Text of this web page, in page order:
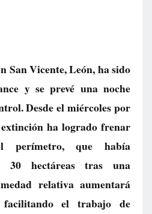
San Vicente, León, ha sido
y se prevé una noche
Desde el miércoles por
ha logrado frenar
perímetro, que había
30 hectáreas tras una
relativa aumentará
el trabajo de